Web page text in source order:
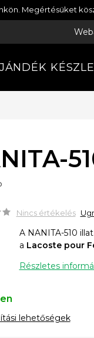
Megértésüket
Nincs értékelés
A NANITA-510
a Lacoste pour
Részletes
lehetőségek